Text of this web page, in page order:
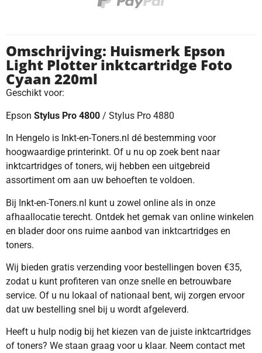
Omschrijving: Huismerk Epson
Light Plotter inktcartridge Foto
Cyaan 220ml
Geschikt voor:
Epson Stylus Pro 4800 / Stylus Pro 4880
In Hengelo is Inkt-en-Toners.nl dé bestemming voor
hoogwaardige printerinkt. Of u nu op zoek bent naar
inktcartridges of toners, wij hebben een uitgebreid
assortiment om aan uw behoeften te voldoen.
Bij Inkt-en-Toners.nl kunt u zowel online als in onze
afhaallocatie terecht. Ontdek het gemak van online winkelen
en blader door ons ruime aanbod van inktcartridges en
toners.
Wij bieden gratis verzending voor bestellingen boven €35,
zodat u kunt profiteren van onze snelle en betrouwbare
service. Of u nu lokaal of nationaal bent, wij zorgen ervoor
dat uw bestelling snel bij u wordt afgeleverd.
Heeft u hulp nodig bij het kiezen van de juiste inktcartridges
of toners? We staan graag voor u klaar. Neem contact met